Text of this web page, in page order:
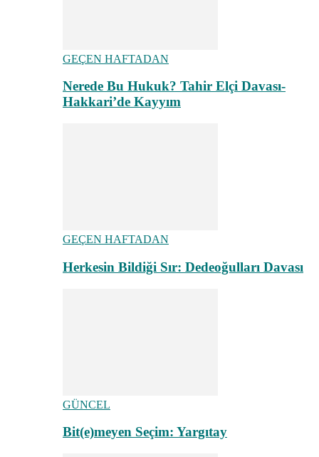
GEÇEN HAFTADAN
Nerede Bu Hukuk? Tahir Elçi Davası-
Hakkari’de Kayyım
GEÇEN HAFTADAN
Herkesin Bildiği Sır: Dedeoğulları Davası
GÜNCEL
Bit(e)meyen Seçim: Yargıtay